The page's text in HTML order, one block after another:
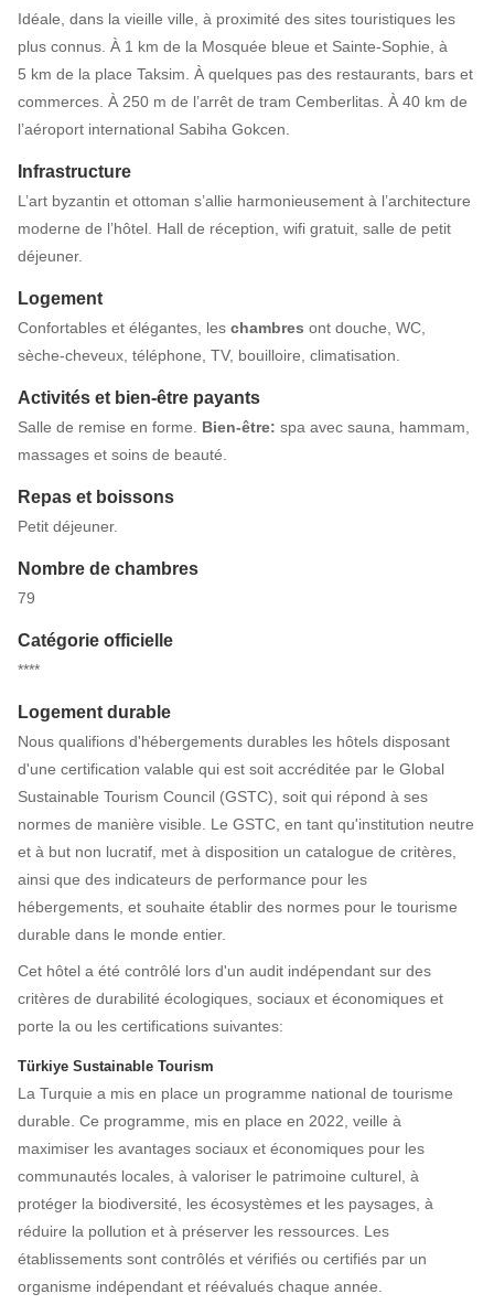
Idéale, dans la vieille ville, à proximité des sites touristiques les
plus connus. À 1 km de la Mosquée bleue et Sainte-Sophie, à
5 km de la place Taksim. À quelques pas des restaurants, bars et
commerces. À 250 m de l’arrêt de tram Cemberlitas. À 40 km de
l’aéroport international Sabiha Gokcen.
Infrastructure
L’art byzantin et ottoman s’allie harmonieusement à l’architecture
moderne de l’hôtel. Hall de réception, wifi gratuit, salle de petit
déjeuner.
Logement
Confortables et élégantes, les chambres ont douche, WC,
sèche-cheveux, téléphone, TV, bouilloire, climatisation.
Activités et bien-être payants
Salle de remise en forme. Bien-être: spa avec sauna, hammam,
massages et soins de beauté.
Repas et boissons
Petit déjeuner.
Nombre de chambres
79
Catégorie officielle
****
Logement durable
Nous qualifions d'hébergements durables les hôtels disposant
d'une certification valable qui est soit accréditée par le Global
Sustainable Tourism Council (GSTC), soit qui répond à ses
normes de manière visible. Le GSTC, en tant qu'institution neutre
et à but non lucratif, met à disposition un catalogue de critères,
ainsi que des indicateurs de performance pour les
hébergements, et souhaite établir des normes pour le tourisme
durable dans le monde entier.
Cet hôtel a été contrôlé lors d'un audit indépendant sur des
critères de durabilité écologiques, sociaux et économiques et
porte la ou les certifications suivantes:
Türkiye Sustainable Tourism
La Turquie a mis en place un programme national de tourisme
durable. Ce programme, mis en place en 2022, veille à
maximiser les avantages sociaux et économiques pour les
communautés locales, à valoriser le patrimoine culturel, à
protéger la biodiversité, les écosystèmes et les paysages, à
réduire la pollution et à préserver les ressources. Les
établissements sont contrôlés et vérifiés ou certifiés par un
organisme indépendant et réévalués chaque année.